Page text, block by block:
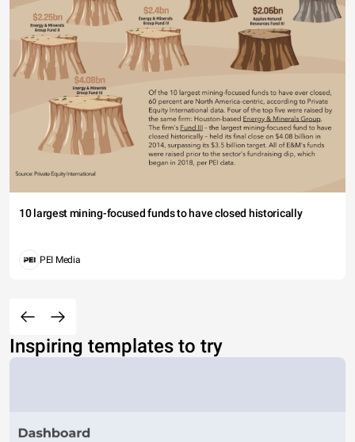
10 largest mining-focused funds to have closed historically
PEI Media
Inspiring templates to try